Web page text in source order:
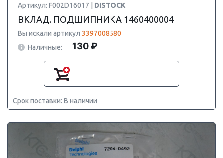
Артикул: F002D16017 | DISTOCK
ВКЛАД. ПОДШИПНИКА 1460400004
Вы искали артикул 3397008580
Наличные:
130 ₽
Срок поставки: В наличии